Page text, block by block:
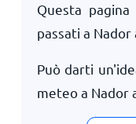
Questa
passati a Nador
Può darti
meteo a Nador